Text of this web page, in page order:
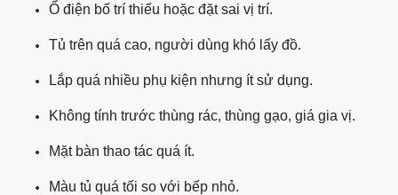
Ổ điện bố trí thiếu hoặc đặt sai vị trí.
Tủ trên quá cao, người dùng khó lấy đồ.
Lắp quá nhiều phụ kiện nhưng ít sử dụng.
Không tính trước thùng rác, thùng gạo, giá gia vị.
Mặt bàn thao tác quá ít.
Màu tủ quá tối so với bếp nhỏ.